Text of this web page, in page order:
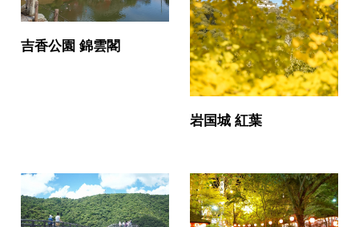
吉香公園 錦雲閣
岩国城 紅葉